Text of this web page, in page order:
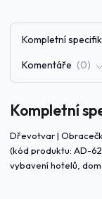
Kompletní
Komentáře 0
Kompletní
Dřevotvar |
(kód produktu: AD-
vybavení hotelů,